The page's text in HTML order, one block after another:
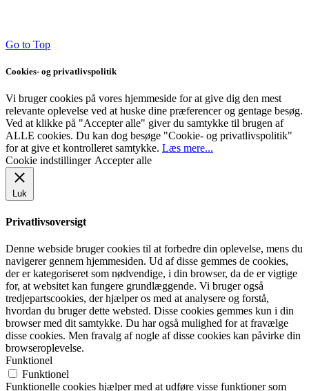
Go to Top
Cookies- og privatlivspolitik
Vi bruger cookies på vores hjemmeside for at give dig den mest
relevante oplevelse ved at huske dine præferencer og gentage besøg.
Ved at klikke på "Accepter alle" giver du samtykke til brugen af ​​
ALLE cookies. Du kan dog besøge "Cookie- og privatlivspolitik"
for at give et kontrolleret samtykke. Læs mere...
Cookie indstillinger Accepter alle
Luk
Privatlivsoversigt
Denne webside bruger cookies til at forbedre din oplevelse, mens du
navigerer gennem hjemmesiden. Ud af disse gemmes de cookies,
der er kategoriseret som nødvendige, i din browser, da de er vigtige
for, at websitet kan fungere grundlæggende. Vi bruger også
tredjepartscookies, der hjælper os med at analysere og forstå,
hvordan du bruger dette websted. Disse cookies gemmes kun i din
browser med dit samtykke. Du har også mulighed for at fravælge
disse cookies. Men fravalg af nogle af disse cookies kan påvirke din
browseroplevelse.
Funktionel
Funktionel
Funktionelle cookies hjælper med at udføre visse funktioner som